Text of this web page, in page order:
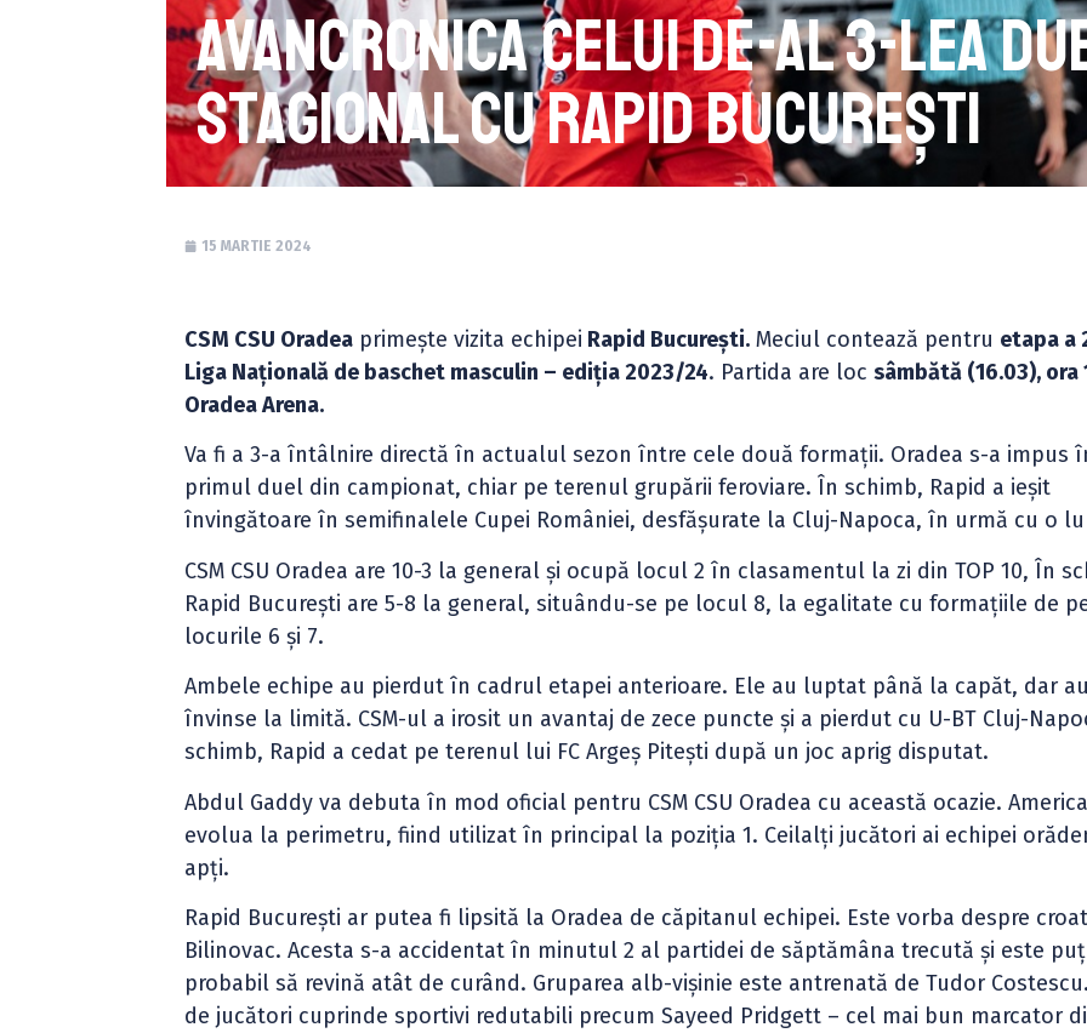
Avancronica celui de-al 3-lea
stagional cu Rapid București
15 MARTIE 2024
CSM CSU Oradea primește vizita echipei Rapid București. Meciul contează pentru etapa a
Liga Națională de baschet masculin – ediția 2023/24. Partida are locsâmbătă (16.03), ora
Oradea Arena.
Va fi a 3-a întâlnire directă în actualul sezon între cele două formații. Oradea s-a impus
primul duel din campionat, chiar pe terenul grupării feroviare. În schimb, Rapid a ieșit
învingătoare în semifinalele Cupei României, desfășurate la Cluj-Napoca, în urmă cu o
CSM CSU Oradea are 10-3 la general și ocupă locul 2 în clasamentul la zi din TOP 10, În
Rapid București are 5-8 la general, situându-se pe locul 8, la egalitate cu formațiile de
locurile 6 și 7.
Ambele echipe au pierdut în cadrul etapei anterioare. Ele au luptat până la capăt, dar
învinse la limită. CSM-ul a irosit un avantaj de zece puncte și a pierdut cu U-BT Cluj-
schimb, Rapid a cedat pe terenul lui FC Argeș Pitești după un joc aprig disputat.
Abdul Gaddy va debuta în mod oficial pentru CSM CSU Oradea cu această ocazie.
evolua la perimetru, fiind utilizat în principal la poziția 1. Ceilalți jucători ai echipei
apți.
Rapid București ar putea fi lipsită la Oradea de căpitanul echipei. Este vorba despre
Bilinovac. Acesta s-a accidentat în minutul 2 al partidei de săptămâna trecută și este
probabil să revină atât de curând. Gruparea alb-vișinie este antrenată de Tudor
de jucători cuprinde sportivi redutabili precum Sayeed Pridgett – cel mai bun marcator